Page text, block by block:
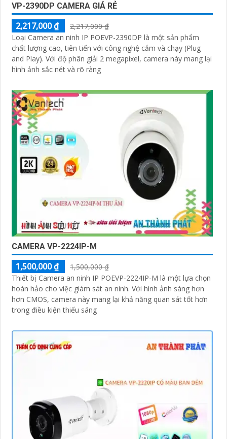
VP-2390DP CAMERA GIÁ RẺ
2,217,000 ₫
2,217,000 ₫
Loại Camera an ninh IP POEVP-2390DP là một sản phẩm
chất lượng cao, tiên tiến với công nghệ cắm và chạy (Plug
and Play). Với độ phân giải 2 megapixel, camera này mang lại
hình ảnh sắc nét và rõ ràng
CAMERA VP-2224IP-M
1,500,000 ₫
1,500,000 ₫
Thiết bị Camera an ninh IP POEVP-2224IP-M là một lựa chọn
hoàn hảo cho việc giám sát an ninh. Với hình ảnh sáng hơn
hơn CMOS, camera này mang lại khả năng quan sát tốt hơn
trong điều kiện thiếu sáng